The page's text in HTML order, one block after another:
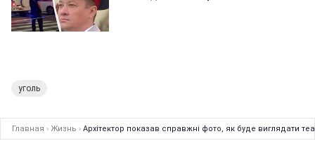
уголь
Главная › Жизнь › Архітектор показав справжні фото, як буде виглядати